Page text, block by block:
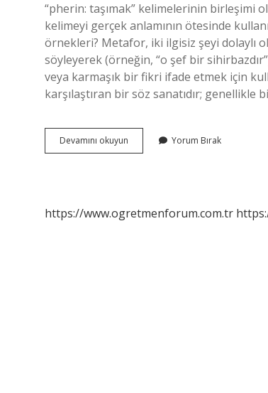
“pherin: taşımak” kelimelerinin birleşimi
kelimeyi gerçek anlamının ötesinde
örnekleri? Metafor, iki ilgisiz şeyi dolaylı
söyleyerek (örneğin, “o şef bir
veya karmaşık bir fikri ifade etmek için
karşılaştıran bir söz sanatıdır;
Devamını okuyun
Metafor
Yorum Bırak
https://www.ogretmenforum.com.tr